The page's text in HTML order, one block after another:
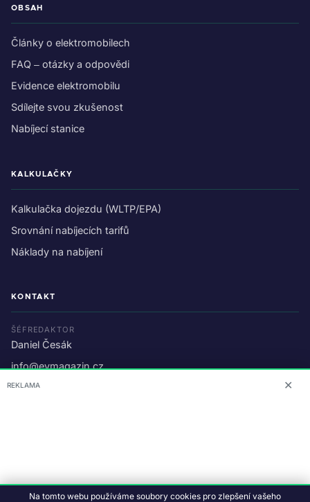
OBSAH
Články o elektromobilech
FAQ – otázky a odpovědi
Evidence elektromobilu
Sdílejte svou zkušenost
Nabíjecí stanice
KALKULAČKY
Kalkulačka dojezdu (WLTP/EPA)
Srovnání nabíjecích tarifů
Náklady na nabíjení
KONTAKT
ŠÉFREDAKTOR
Daniel Česák
info@evmagazin.cz
O nás
© 2026 EV Magazin.Podmínky a ochrana dat.
REKLAMA ✕
Na tomto webu používáme soubory cookies pro zlepšení vašeho